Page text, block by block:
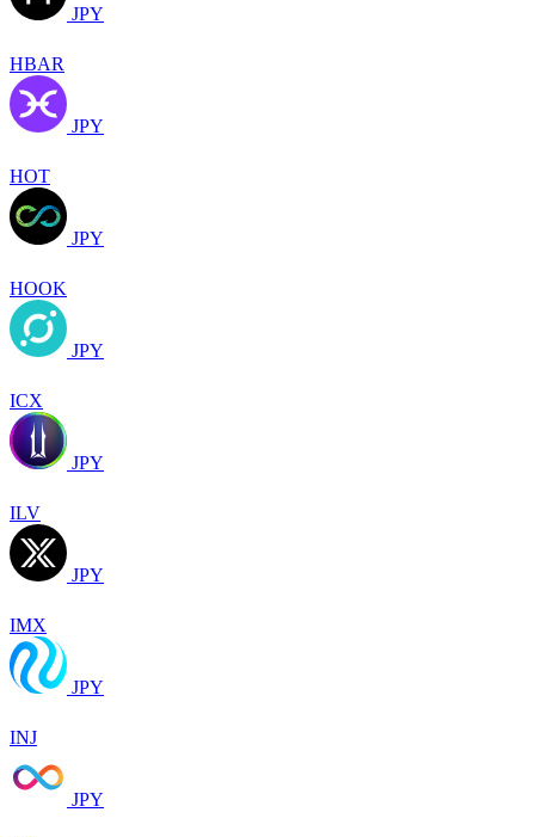
JPY
HBAR
JPY
HOT
JPY
HOOK
JPY
ICX
JPY
ILV
JPY
IMX
JPY
INJ
JPY